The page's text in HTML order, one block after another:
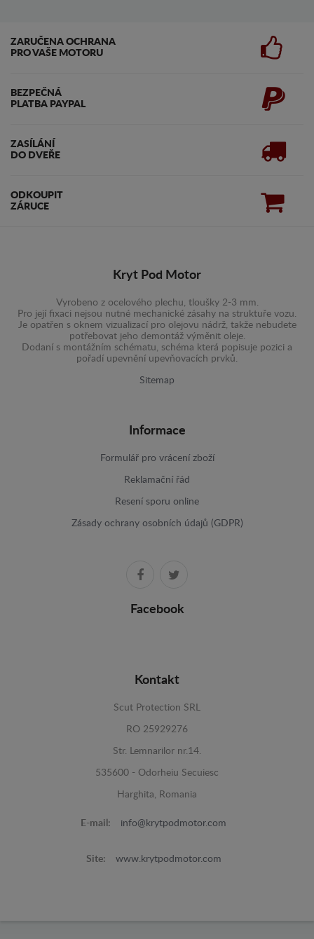
ZARUČENA OCHRANA
PRO VAŠE MOTORU
BEZPEČNÁ
PLATBA PAYPAL
ZASÍLÁNÍ
DO DVEŘE
ODKOUPIT
ZÁRUCE
Kryt Pod Motor
Vyrobeno z ocelového plechu, tloušky 2-3 mm.
Pro její fixaci nejsou nutné mechanické zásahy na struktuře vozu.
Je opatřen s oknem vizualizací pro olejovu nádrž, takže nebudete
potřebovat jeho demontáž výměnit oleje.
Dodaní s montážním schématu, schéma která popisuje pozici a
pořadí upevnění upevňovacích prvků.
Sitemap
Informace
Formulář pro vrácení zboží
Reklamační řád
Resení sporu online
Zásady ochrany osobních údajů (GDPR)
Facebook
Kontakt
Scut Protection SRL
RO 25929276
Str. Lemnarilor nr.14.
535600 - Odorheiu Secuiesc
Harghita, Romania
E-mail: info@krytpodmotor.com
Site: www.krytpodmotor.com